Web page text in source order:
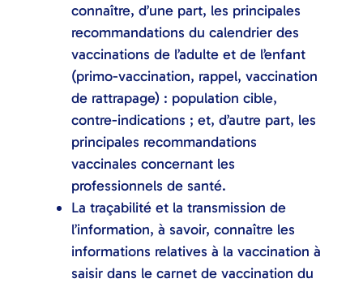
connaître, d’une part, les principales
recommandations du calendrier des
vaccinations de l’adulte et de l’enfant
(primo-vaccination, rappel, vaccination
de rattrapage) : population cible,
contre-indications ; et, d’autre part, les
principales recommandations
vaccinales concernant les
professionnels de santé.
La traçabilité et la transmission de
l’information, à savoir, connaître les
informations relatives à la vaccination à
saisir dans le carnet de vaccination du